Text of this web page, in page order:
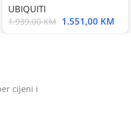
UBIQUITI
1.939,00KM 1.551,00 KM
cijeni i